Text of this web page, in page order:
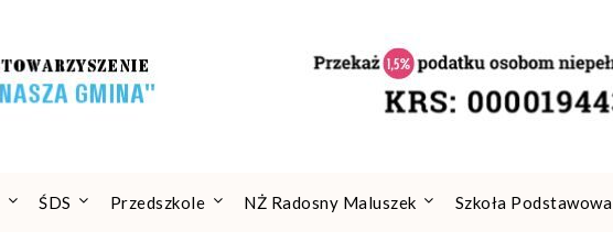
ŚDS Przedszkole NŻ Radosny Maluszek Szkoła Podstawowa